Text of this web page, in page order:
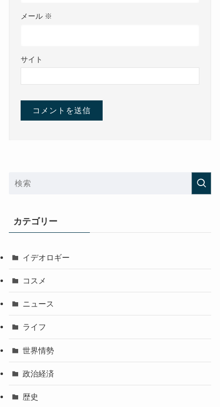
メール ※
サイト
カテゴリー
イデオロギー
コスメ
ニュース
ライフ
世界情勢
政治経済
歴史